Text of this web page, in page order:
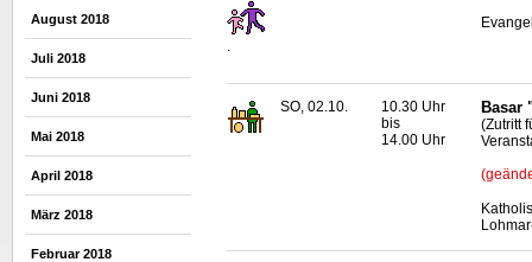
August 2018
Juli 2018
Juni 2018
Mai 2018
April 2018
März 2018
Februar 2018
SO, 02.10.
10.30 Uhr
bis
14.00 Uhr
Basar
(Zutritt